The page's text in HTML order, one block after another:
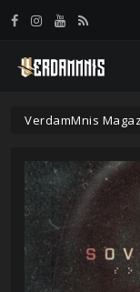
VerdamMnis
Panneau de gestion